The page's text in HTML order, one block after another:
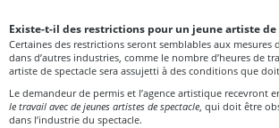
Existe-t-il des restrictions pour un jeune artiste de
Certaines des restrictions seront semblables aux
dans d’autres industries, comme le nombre d’heures de
artiste de spectacle sera assujetti à des conditions que
Le demandeur de permis et l’agence artistique recevront
le travail avec de jeunes artistes de spectacle, qui doit être
dans l’industrie du spectacle.